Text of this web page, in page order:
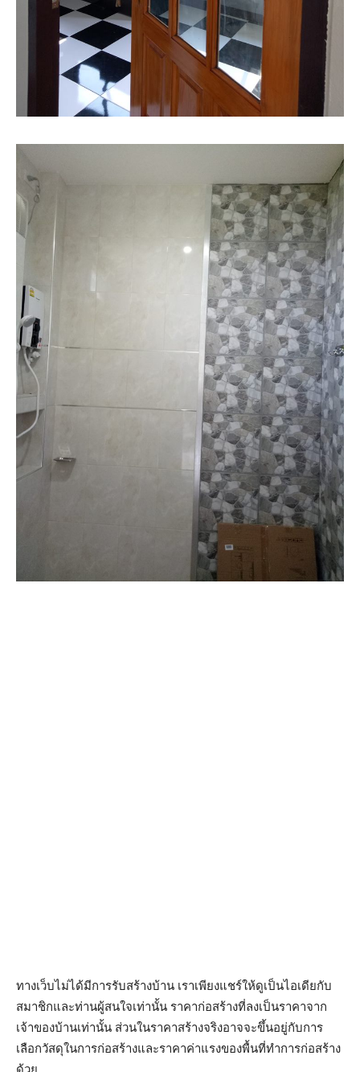
ทางเว็บไม่ได้มีการรับสร้างบ้าน เราเพียงแชร์ให้ดูเป็นไอเดียกับ
สมาชิกและท่านผู้สนใจเท่านั้น ราคาก่อสร้างที่ลงเป็นราคาจาก
เจ้าของบ้านเท่านั้น ส่วนในราคาสร้างจริงอาจจะขึ้นอยู่กับการ
เลือกวัสดุในการก่อสร้างและราคาค่าแรงของพื้นที่ทำการก่อสร้าง
ด้วย